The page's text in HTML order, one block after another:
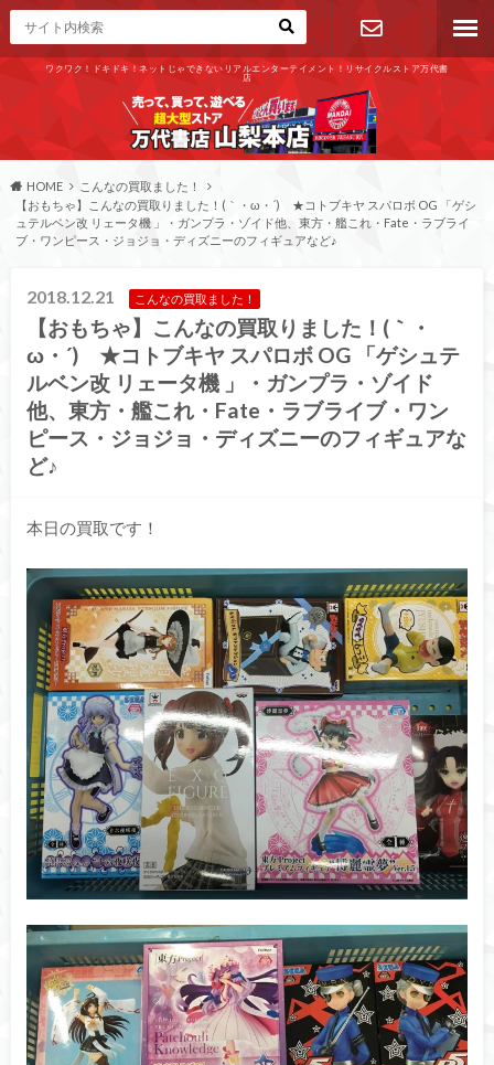
ワクワク！ドキドキ！ネットじゃできないリアルエンターテイメント！リサイクルストア万代書
店
お問い合わ
せ
HOME
こんなの買取ました！
【おもちゃ】こんなの買取りました！(｀・ω・´)ゞ★コトブキヤ スパロボ OG 「ゲシ
ュテルベン改 リェータ機 」・ガンプラ・ゾイド他、東方・艦これ・Fate・ラブライ
ブ・ワンピース・ジョジョ・ディズニーのフィギュアなど♪
2018.12.21 こんなの買取ました！
【おもちゃ】こんなの買取りました！(｀・
ω・´)ゞ★コトブキヤ スパロボ OG 「ゲシュテ
ルベン改 リェータ機 」・ガンプラ・ゾイド
他、東方・艦これ・Fate・ラブライブ・ワン
ピース・ジョジョ・ディズニーのフィギュアな
ど♪
本日の買取です！